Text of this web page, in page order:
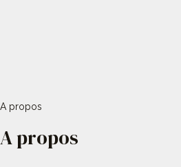
A propos
A propos